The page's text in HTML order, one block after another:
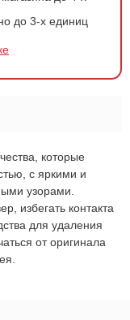
до 3-х единиц
которые
с яркими и
узорами.
избегать контакта
для удаления
от оригинала